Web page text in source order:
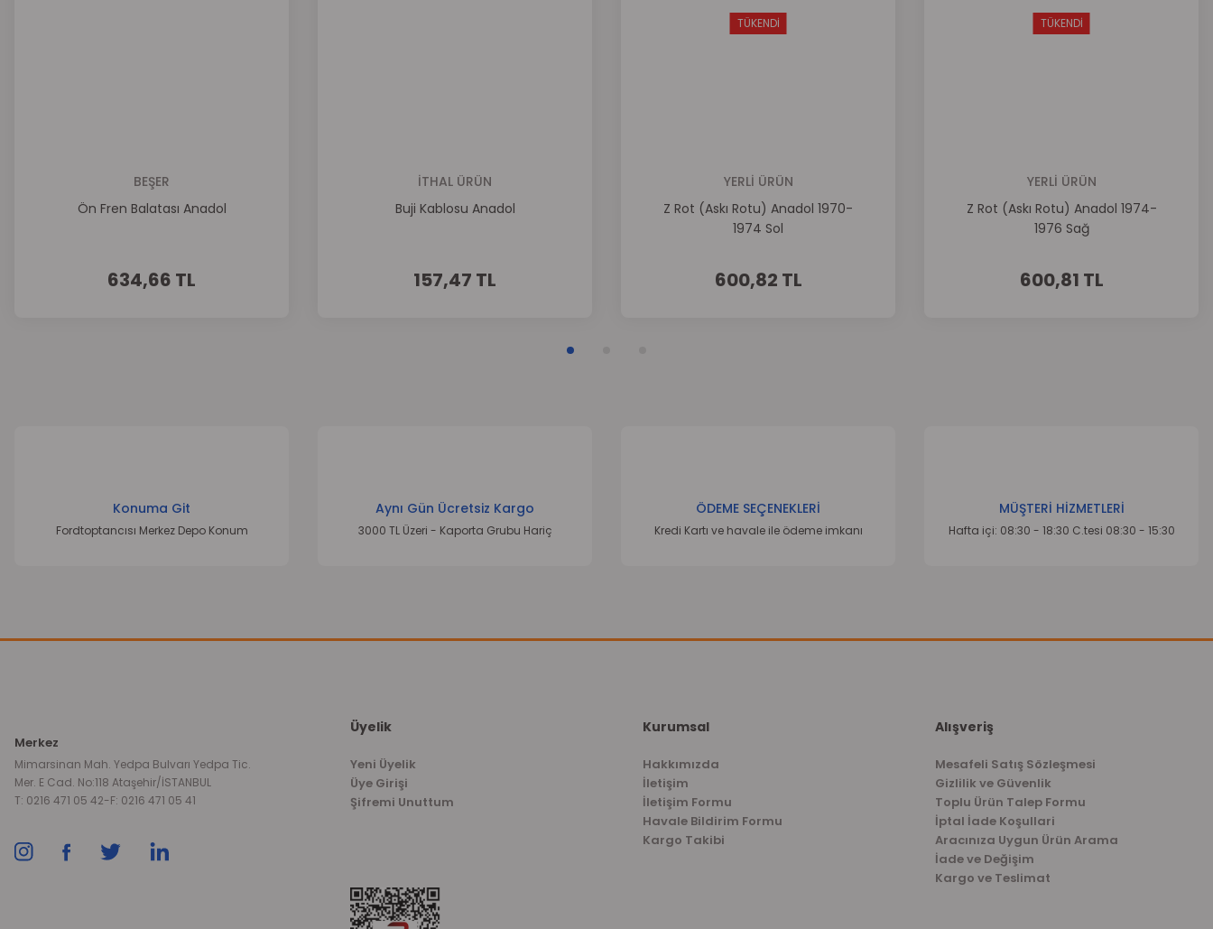
BEŞER
Ön Fren Balatası Anadol
634,66 TL
İTHAL ÜRÜN
Buji Kablosu Anadol
157,47 TL
TÜKENDİ
YERLİ ÜRÜN
Z Rot (Askı Rotu) Anadol 1970-
1974 Sol
600,82 TL
TÜKENDİ
YERLİ ÜRÜN
Z Rot (Askı Rotu) Anadol 1974-
1976 Sağ
600,81 TL
Konuma Git
Fordtoptancısı Merkez Depo Konum
Aynı Gün Ücretsiz Kargo
3000 TL Üzeri - Kaporta Grubu Hariç
ÖDEME SEÇENEKLERİ
Kredi Kartı ve havale ile ödeme imkanı
MÜŞTERİ HİZMETLERİ
Hafta içi: 08:30 - 18:30 C.tesi 08:30 - 15:30
Merkez
Mimarsinan Mah. Yedpa Bulvarı Yedpa Tic.
Mer. E Cad. No:118 Ataşehir/İSTANBUL
T: 0216 471 05 42-F: 0216 471 05 41
Üyelik
Yeni Üyelik
Üye Girişi
Şifremi Unuttum
Kurumsal
Hakkımızda
İletişim
İletişim Formu
Havale Bildirim Formu
Kargo Takibi
Alışveriş
Mesafeli Satış Sözleşmesi
Gizlilik ve Güvenlik
Toplu Ürün Talep Formu
İptal İade Koşullari
Aracınıza Uygun Ürün Arama
İade ve Değişim
Kargo ve Teslimat